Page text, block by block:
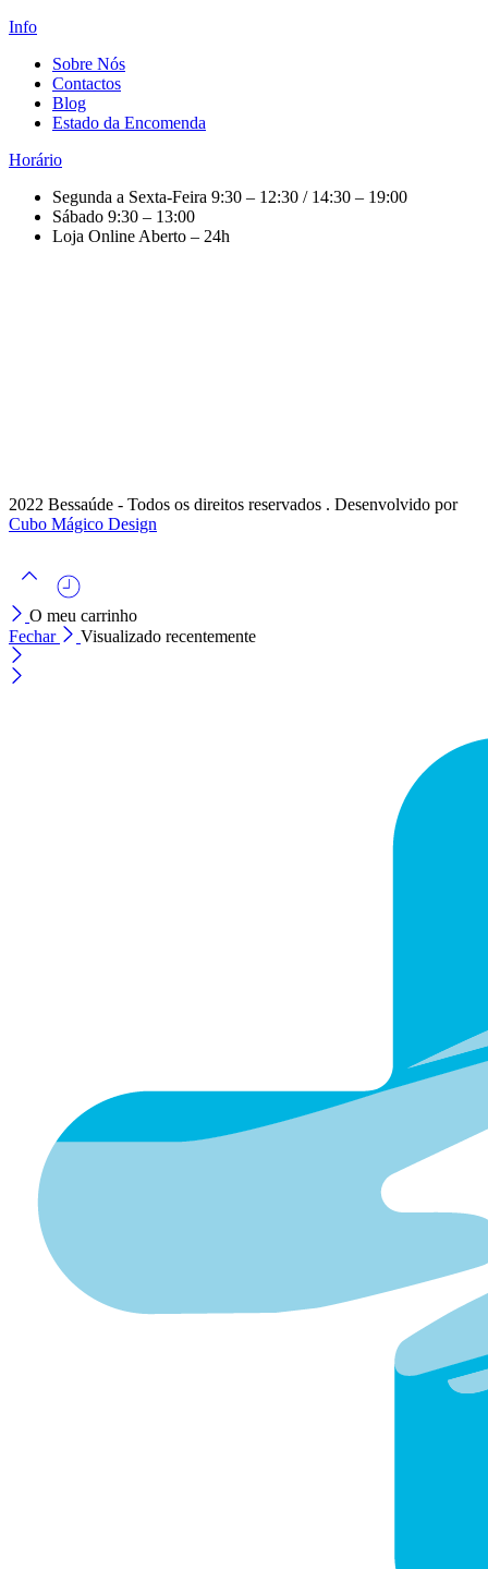
Info
Sobre Nós
Contactos
Blog
Estado da Encomenda
Horário
Segunda a Sexta-Feira 9:30 – 12:30 / 14:30 – 19:00
Sábado 9:30 – 13:00
Loja Online Aberto – 24h
2022 Bessaúde - Todos os direitos reservados . Desenvolvido por
Cubo Mágico Design
O meu carrinho
Fechar
Visualizado recentemente